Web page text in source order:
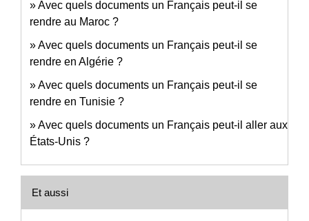
Avec quels documents un Français peut-il se
rendre au Maroc ?
Avec quels documents un Français peut-il se
rendre en Algérie ?
Avec quels documents un Français peut-il se
rendre en Tunisie ?
Avec quels documents un Français peut-il aller aux
États-Unis ?
Et aussi